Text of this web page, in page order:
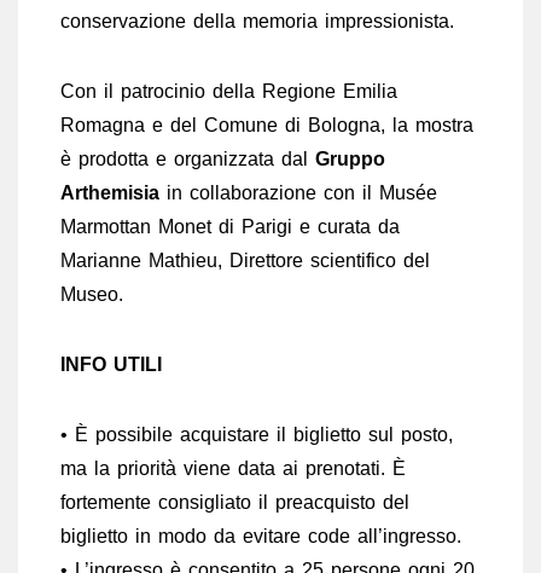
conservazione della memoria impressionista.
Con il patrocinio della Regione Emilia
Romagna e del Comune di Bologna, la mostra
è prodotta e organizzata dal Gruppo
Arthemisia in collaborazione con il Musée
Marmottan Monet di Parigi e curata da
Marianne Mathieu, Direttore scientifico del
Museo.
INFO UTILI
• È possibile acquistare il biglietto sul posto,
ma la priorità viene data ai prenotati. È
fortemente consigliato il preacquisto del
biglietto in modo da evitare code all’ingresso.